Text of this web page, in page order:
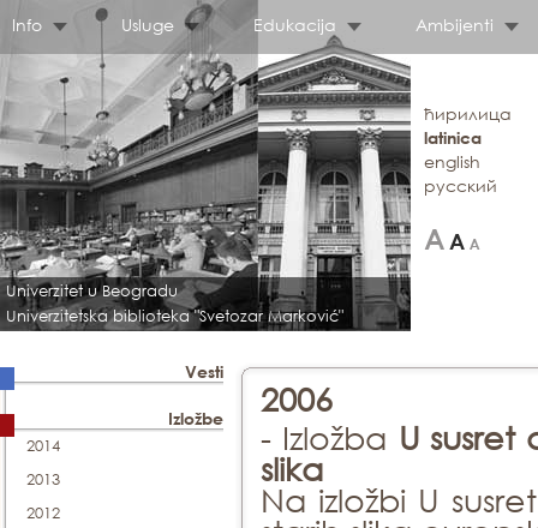
Info Usluge Edukacija Ambijenti
Univerzitet u Beogradu
Univerzitetska biblioteka "Svetozar Marković"
ћирилица
latinica
english
русский
Vesti
Izložbe
2014
2013
2012
2006
- Izložba U
slika
Na izložbi U